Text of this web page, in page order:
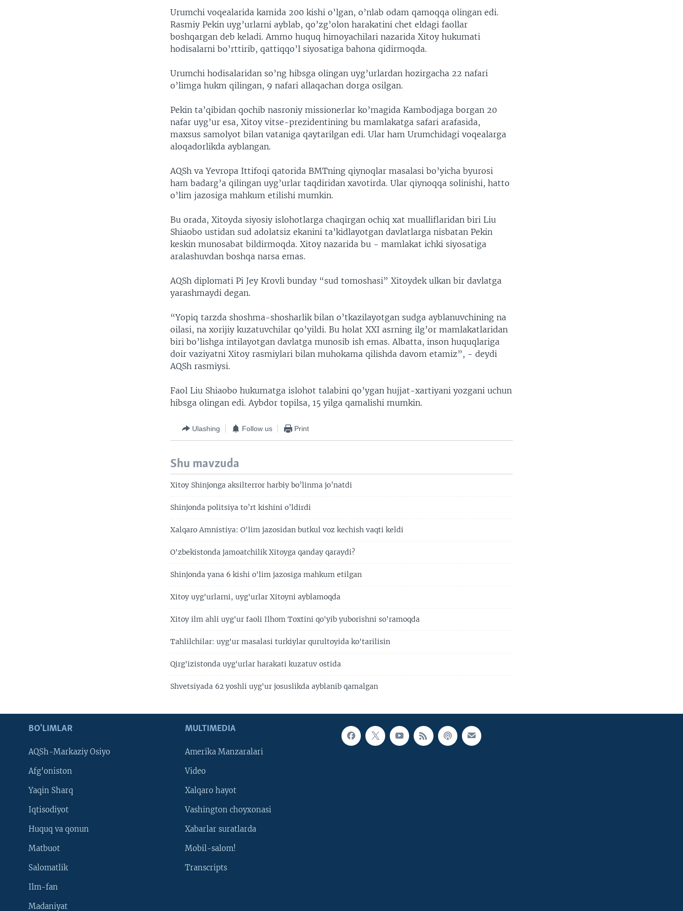
Urumchi voqealarida kamida 200 kishi o’lgan, o’nlab odam qamoqqa olingan edi.
Rasmiy Pekin uyg’urlarni ayblab, qo’zg’olon harakatini chet eldagi faollar
boshqargan deb keladi. Ammo huquq himoyachilari nazarida Xitoy hukumati
hodisalarni bo’rttirib, qattiqqo’l siyosatiga bahona qidirmoqda.
Urumchi hodisalaridan so’ng hibsga olingan uyg’urlardan hozirgacha 22 nafari
o’limga hukm qilingan, 9 nafari allaqachan dorga osilgan.
Pekin ta’qibidan qochib nasroniy missionerlar ko’magida Kambodjaga borgan 20
nafar uyg’ur esa, Xitoy vitse-prezidentining bu mamlakatga safari arafasida,
maxsus samolyot bilan vataniga qaytarilgan edi. Ular ham Urumchidagi voqealarga
aloqadorlikda ayblangan.
AQSh va Yevropa Ittifoqi qatorida BMTning qiynoqlar masalasi bo’yicha byurosi
ham badarg’a qilingan uyg’urlar taqdiridan xavotirda. Ular qiynoqqa solinishi, hatto
o’lim jazosiga mahkum etilishi mumkin.
Bu orada, Xitoyda siyosiy islohotlarga chaqirgan ochiq xat mualliflaridan biri Liu
Shiaobo ustidan sud adolatsiz ekanini ta’kidlayotgan davlatlarga nisbatan Pekin
keskin munosabat bildirmoqda. Xitoy nazarida bu - mamlakat ichki siyosatiga
aralashuvdan boshqa narsa emas.
AQSh diplomati Pi Jey Krovli bunday “sud tomoshasi” Xitoydek ulkan bir davlatga
yarashmaydi degan.
“Yopiq tarzda shoshma-shosharlik bilan o’tkazilayotgan sudga ayblanuvchining na
oilasi, na xorijiy kuzatuvchilar qo’yildi. Bu holat XXI asrning ilg’or mamlakatlaridan
biri bo’lishga intilayotgan davlatga munosib ish emas. Albatta, inson huquqlariga
doir vaziyatni Xitoy rasmiylari bilan muhokama qilishda davom etamiz”, - deydi
AQSh rasmiysi.
Faol Liu Shiaobo hukumatga islohot talabini qo’ygan hujjat-xartiyani yozgani uchun
hibsga olingan edi. Aybdor topilsa, 15 yilga qamalishi mumkin.
Ulashing Follow us Print
Shu mavzuda
Xitoy Shinjonga aksilterror harbiy bo’linma jo’natdi
Shinjonda politsiya to’rt kishini o’ldirdi
Xalqaro Amnistiya: O'lim jazosidan butkul voz kechish vaqti keldi
O'zbekistonda jamoatchilik Xitoyga qanday qaraydi?
Shinjonda yana 6 kishi o'lim jazosiga mahkum etilgan
Xitoy uyg'urlarni, uyg'urlar Xitoyni ayblamoqda
Xitoy ilm ahli uyg'ur faoli Ilhom Toxtini qo'yib yuborishni so'ramoqda
Tahlilchilar: uyg'ur masalasi turkiylar qurultoyida ko'tarilisin
Qirg'izistonda uyg'urlar harakati kuzatuv ostida
Shvetsiyada 62 yoshli uyg'ur josuslikda ayblanib qamalgan
BO'LIMLAR
AQSh-Markaziy Osiyo
Afg'oniston
Yaqin Sharq
Iqtisodiyot
Huquq va qonun
Matbuot
Salomatlik
Ilm-fan
Madaniyat
MULTIMEDIA
Amerika Manzaralari
Video
Xalqaro hayot
Vashington choyxonasi
Xabarlar suratlarda
Mobil-salom!
Transcripts